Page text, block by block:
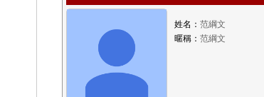
姓名： 范綱文
暱稱： 范綱文